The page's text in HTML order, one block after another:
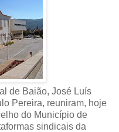
de Baião, José Luís
Pereira, reuniram, hoje
do Município de
sindicais da